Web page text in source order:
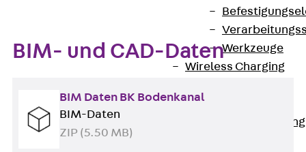
Werkzeuge
Wireless Charging
Anwendungsgebiete
BIM- und CAD-Daten
BIM Daten BK Bodenkanal
BIM-Daten
ZIP (5.50 MB)